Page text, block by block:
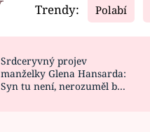
Video
CELEBRITY
VAŘENÍ
Trendy: Polabí
Srdceryvný projev
manželky Glena Hansarda:
Syn tu není, nerozuměl by